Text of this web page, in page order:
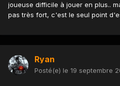
joueuse difficile à jouer en plus..
pas très fort, c'est le seul point
Ryan
Posté(e) le 19 septembre